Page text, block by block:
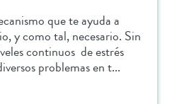
que te ayuda a
y como tal, necesario. Sin
continuos de estrés
problemas en t...